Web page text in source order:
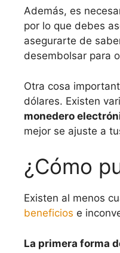
Además, es
por lo que debes
asegurarte de
desembolsar para
Otra cosa
dólares. Existen
monedero
mejor se ajuste a
¿Cómo
Existen al menos
beneficios e
La primera forma